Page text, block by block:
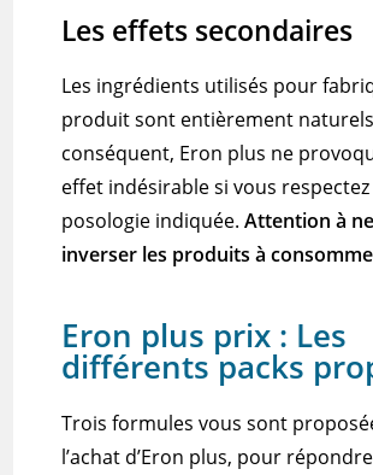
Les effets secondaires
Les ingrédients utilisés pour
produit sont entièrement
conséquent, Eron plus ne
effet indésirable si vous respectez
posologie indiquée. Attention à
inverser les produits à
Eron plus prix : Les
différents packs
Trois formules vous sont
l’achat d’Eron plus, pour